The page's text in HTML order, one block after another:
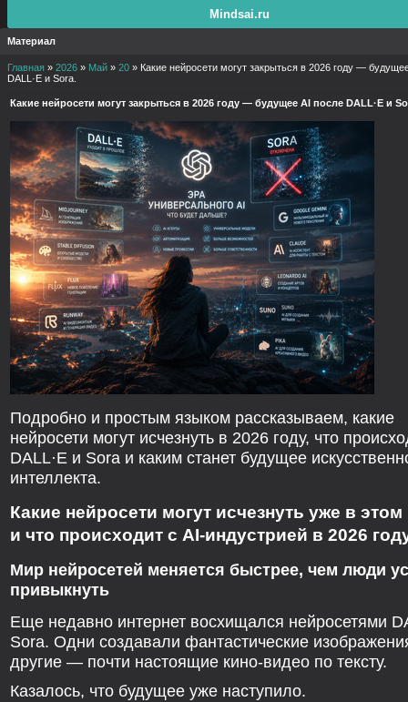
Mindsai.ru
Материал
Главная » 2026 » Май » 20 » Какие нейросети могут закрыться в 2026 году —
DALL·E и Sora.
Какие нейросети могут закрыться в 2026 году — будущее AI после DALL·E и
Подробно и простым языком рассказываем, какие
нейросети могут исчезнуть в 2026 году, что
DALL·E и Sora и каким станет будущее
интеллекта.
Какие нейросети могут исчезнуть уже в
и что происходит с AI-индустрией в 2026
Мир нейросетей меняется быстрее, чем люди
привыкнуть
Еще недавно интернет восхищался нейросетями
Sora. Одни создавали фантастические
другие — почти настоящие кино-видео по тексту.
Казалось, что будущее уже наступило.